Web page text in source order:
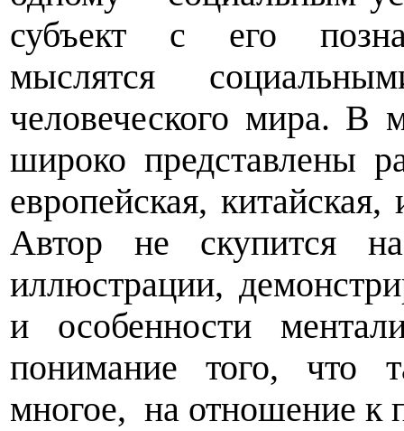
субъект с его
мыслятся
человеческого мира. В
широко представлены
европейская,
Автор не скупится
иллюстрации,
и особенности
понимание того, что
многое, на отношение к